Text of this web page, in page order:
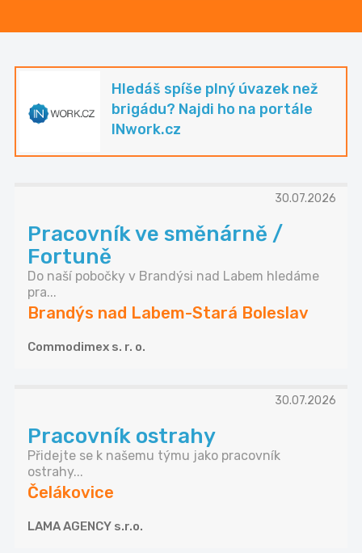
Hledáš spíše plný úvazek než
brigádu? Najdi ho na portále
INwork.cz
30.07.2026
Pracovník ve směnárně /
Fortuně
Do naší pobočky v Brandýsi nad Labem hledáme
pra...
Brandýs nad Labem-Stará Boleslav
Commodimex s. r. o.
30.07.2026
Pracovník ostrahy
Přidejte se k našemu týmu jako pracovník
ostrahy...
Čelákovice
LAMA AGENCY s.r.o.